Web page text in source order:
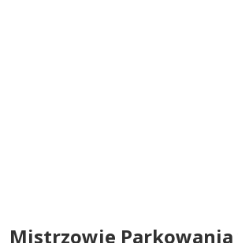
Mistrzowie Parkowania